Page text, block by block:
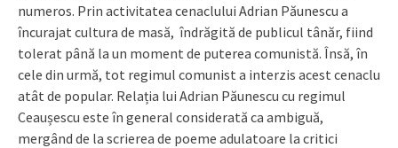
numeros. Prin activitatea cenaclului Adrian Păunescu a
încurajat cultura de masă, îndrăgită de publicul tânăr, fiind
tolerat până la un moment de puterea comunistă. Însă, în
cele din urmă, tot regimul comunist a interzis acest cenaclu
atât de popular. Relația lui Adrian Păunescu cu regimul
Ceaușescu este în general considerată ca ambiguă,
mergând de la scrierea de poeme adulatoare la critici